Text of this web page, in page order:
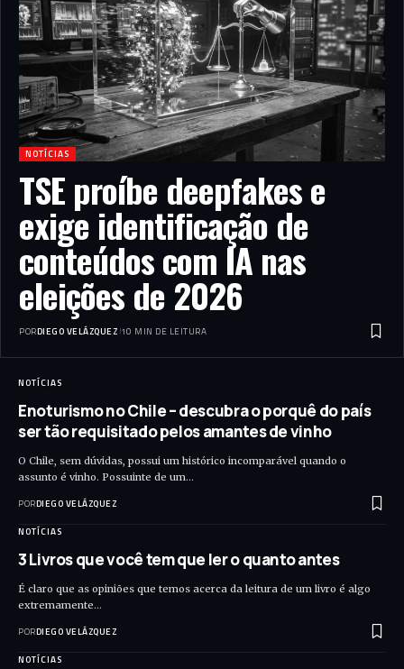
NOTÍCIAS
TSE proíbe deepfakes e
exige identificação de
conteúdos com IA nas
eleições de 2026
PORDIEGO VELÁZQUEZ 10 MIN DE LEITURA
NOTÍCIAS
Enoturismo no Chile – descubra o porquê do país
ser tão requisitado pelos amantes de vinho
O Chile, sem dúvidas, possui um histórico incomparável quando o
assunto é vinho. Possuinte de um…
PORDIEGO VELÁZQUEZ
NOTÍCIAS
3 Livros que você tem que ler o quanto antes
É claro que as opiniões que temos acerca da leitura de um livro é algo
extremamente…
PORDIEGO VELÁZQUEZ
NOTÍCIAS